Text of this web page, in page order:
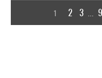
1 2 3 9